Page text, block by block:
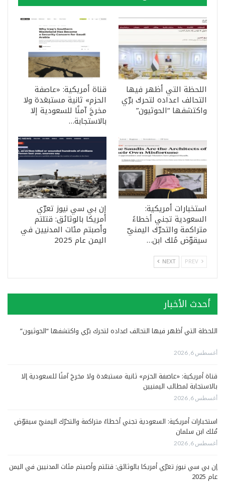
اللحظة التي أظهر فيها
التحالف اعداده لتحرك برّي
واكتشفها “الحوثيون”
قناة أمريكية: «عاصفة
الحزم» ثانية مستبعَدة ولا
مخرجَ آمنًا للسعودية إلا
بالاستجابة…
استخبارات أمريكية:
السعودية تجني أخطاءً
متراكمة والتحرّك اليمنيّ
سيقوّض مُلك ابن…
إن بي سي نيوز تعرّي
أمريكا بالوثائق: قتلتم
وأصبتم مئات المدنيين في
اليمن عام 2025
NEXT
أحدث الأخبار
اللحظة التي أظهر فيها التحالف اعداده لتحرك برّي واكتشفها “الحوثيون”
أغسطس 6, 2026
قناة أمريكية: «عاصفة الحزم» ثانية مستبعَدة ولا مخرجَ آمنًا للسعودية إلا
بالاستجابة لمطالب اليمنيين
أغسطس 6, 2026
استخبارات أمريكية: السعودية تجني أخطاءً متراكمة والتحرّك اليمنيّ سيقوّض
مُلك ابن سلمان
أغسطس 6, 2026
إن بي سي نيوز تعرّي أمريكا بالوثائق: قتلتم وأصبتم مئات المدنيين في اليمن
عام 2025